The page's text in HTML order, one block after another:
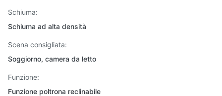
Schiuma:
Schiuma ad alta densità
Scena consigliata:
Soggiorno, camera da letto
Funzione:
Funzione poltrona reclinabile